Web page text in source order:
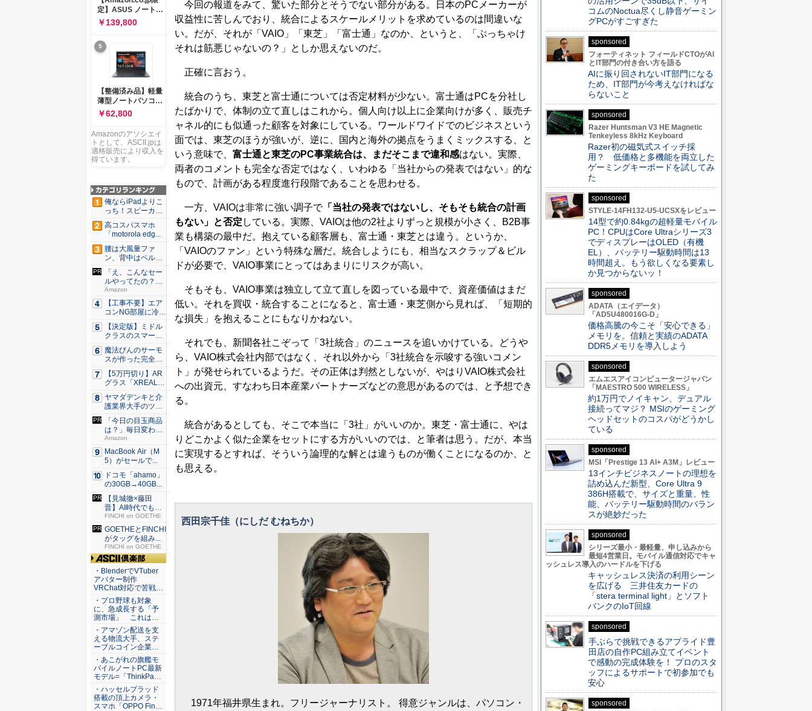
今回の報道をみて、驚いた部分とそうでない部分がある。日本のPCメーカーが
収益性に苦しんでおり、統合によるスケールメリットを求めているのは間違いな
い。だが、それが「VAIO」「東芝」「富士通」なのか、というと、「ぶっちゃけ
それは筋悪じゃないの？」としか思えないのだ。
正確に言おう。
統合のうち、東芝と富士通については否定材料が少ない。富士通はPCを分社し
たばかりで、体制の立て直しはこれから。個人向け以上に企業向けが多く、販売チ
ャネル的にも似通った顧客を対象にしている。ワールドワイドでのビジネスという
面では、東芝のほうが強いが、逆に、国内と海外の拠点をうまくミックスする、と
いう意味で、 富士通と東芝のPC事業統合は、まだそこまで違和感はない。実際、
両者のコメントも完全な否定ではなく、いわゆる「当社からの発表ではない」的な
もので、計画がある程度進行段階であることを思わせる。
一方、VAIOは非常に強い調子で「当社の発表ではないし、そもそも統合の計画
もない」と否定 している。実際、VAIOは他の2社よりずっと規模が小さく、B2B事
業も構築の最中だ。抱えている顧客層も、富士通・東芝とは違う。というか、
「VAIOのファン」という特殊な層だ。統合しようにも、相当なスクラップ＆ビル
ドが必要で、VAIO事業にとってはあまりにリスクが高い。
そもそも、VAIO事業は独立して立て直しを図っている最中で、資産価値はまだ
低い。それを買収・統合することになると、富士通・東芝側から見れば、「短期的
な損失」を抱えることにもなりかねない。
それでも、新聞各社こぞって「3社統合」のニュースを追いかけている。どうや
ら、VAIO株式会社内部ではなく、それ以外から「3社統合を示唆する強いコメン
ト」が発せられているようだ。その正体は判然としないが、やはりVAIO株式会社
への出資元、すなわち日本産業パートナーズなどの意思があるのでは、と予想でき
る。
統合があるとしても、そこで本当に「3社」がいいのか。東芝・富士通に、やは
りどこかよく似た企業をセットにする方がいいのでは、と筆者は思う。だが、本当
に実現するとすれば、そういう論理的な解とは違うものが働くことになるのか、と
も思える。
西田宗千佳（にしだ むねちか）
1971年福井県生まれ。フリージャーナリスト。 得意ジャンルは、パソコン・
重量1.39kg ルナグレ
ー 83K9003JJP ノー
トPC
定】ASUS ノートパ
ソコン Vivobook 15
M1502NAQ 15.6イ
ンチ AMD Ryzen 7
170 メモリ16GB
SSD 512GB
Microsoft 365
Personal (24か月版)
搭載 Windows 11 重
量1.7kg Wi-Fi 6E ク
ワイエットブルー
M1502NAQ-
￥139,800
5
【整備済み品】軽量
薄型ノートパソコン
dynabook G83 ■
13.3型
FHD(1920x1080) -
高性能第11世代Core
i5-1135G7 - メモリ
16GB - SSD 256GB
USB Type-C - MS
Office 2021 - Win11
搭載
￥62,800
Amazonのアソシエイ
トとして、ASCII.jpは
適格販売により収入を
得ています。
俺ならiPadよりこ
っち！スピーカー
9個...
高コスパスマホ
「motorola edg...
腰は大風量ファ
ン、背中はペルチ
ェ冷却。ダ...
「え、こんなセー
ルやってたの？」
80％O...
Amazon
【工事不要】エア
コンNG部屋に冷房
を！ ...
【決定版】ミドル
クラスのスマート
フォンの...
魔法びんのサーモ
スが作った完全遮
光100...
【5万円切り】AR
グラス「XREAL
x...
ヤマダデンキと介
護業界大手のツク
イが協業...
「今日の目玉商品
は？」毎日変わる
Amaz...
Amazon
MacBook Air（M
5）がセールで...
ドコモ「ahamo」
の30GB→40GB...
【見城徹×藤田
晋】AI時代でも変
わらない...
FINCHI on GOETHE
GOETHEとFINCHI
がタッグを組み...
FINCHI on GOETHE
ASCII倶楽部
・BlenderでVTuber
アバター制作
VRChat対応で苦戦…
・プロ野球も対象
に、急成長する「予
測市場」 これは…
・アマゾン配送を支
える物流大手、ステ
ーブルコイン企業…
・あこがれの旗艦モ
バイルノートPC最新
モデル=「ThinkPa…
・ハッセルブラッド
搭載の頂上カメラ・
スマホ「OPPO Fin…
コムのNoctua尽くし静音ゲーミン
グPCがすごすぎた
sponsored
フォーティネット フィールドCTOがAI
とIT部門の付き合い方を語る
AIに振り回されないIT部門になる
ため、IT部門が今考えなければな
らないこと
sponsored
Razer Huntsman V3 HE Magnetic
Tenkeyless 8kHz Keyboard
Razer初の磁気式スイッチ採
用？ 低価格と多機能を両立した
ゲーミングキーボードを試してみ
た
sponsored
STYLE-14FH132-U5-UCSXをレビュー
14型で約0.84kgの超軽量モバイル
PC！CPUはCore Ultraシリーズ3
でディスプレーはOLED（有機
EL）、バッテリー駆動時間は13
時間超え。もう欲しくなる要素し
か見つからないッ！
sponsored
ADATA（エイデータ）
「AD5U480016G-D」
価格高騰の今こそ「安心できる」
メモリを。信頼と実績のADATA
DDR5メモリを導入しよう
sponsored
エムエスアイコンピュータージャパン
「MAESTRO 500 WIRELESS」
約1万円でノイキャン、デュアル
接続ってマジ？ MSIのゲーミング
ヘッドセットのコスパがどうかし
ている
sponsored
MSI「Prestige 13 AI+ A3M」レビュー
13インチビジネスノートの理想を
詰め込んだ新型、Core Ultra 9
386H搭載で、サイズと重量、性
能、バッテリー駆動時間のバラン
スが絶妙だった
sponsored
シリーズ最小・最軽量、申し込みから
最短4営業日。モバイル通信対応でキャ
ッシュレス導入のハードルを下げる
キャッシュレス決済の利用シーン
を広げる 三井住友カードの
「stera terminal light」とソフト
バンクのIoT回線
sponsored
手ぶらで挑戦できるアプライド豊
田店の自作PC組み立てイベント
で感動の完成体験を！ プロのスタ
ッフによるサポートで初参加でも
安心
sponsored